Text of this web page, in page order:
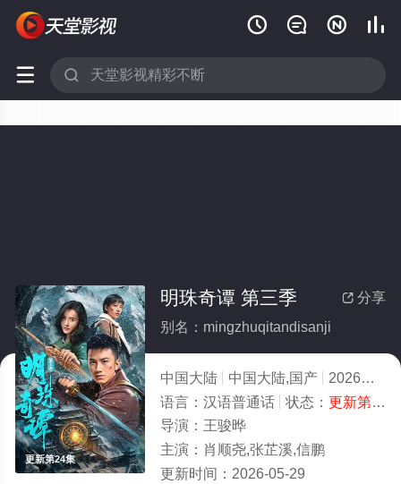
   
 
更新第24集
 分享
明珠奇谭 第三季
别名：mingzhuqitandisanji
中国大陆 中国大陆,国产 2026
10.0
语言： 汉语普通话 状态： 更新第24集
导演： 王骏晔
主演： 肖顺尧,张芷溪,信鹏
更新时间： 2026-05-29